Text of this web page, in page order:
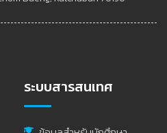
ระบบสารสนเทศ